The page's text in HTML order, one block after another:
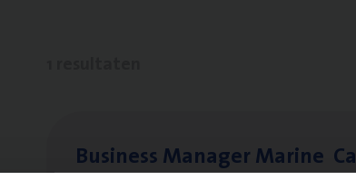
Busi­ness Mana­ger Mari­ne